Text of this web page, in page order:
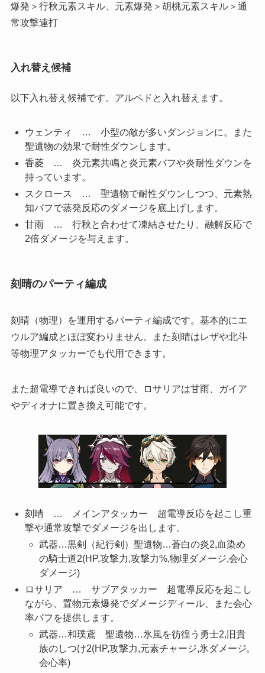
爆発＞行秋元素スキル、元素爆発＞胡桃元素スキル＞通
常攻撃連打
入れ替え候補
以下入れ替え候補です。アルベドと入れ替えます。
ウェンティ … 小型の敵が多いダンジョンに。また
聖遺物の効果で耐性ダウンします。
香菱 … 炎元素共鳴と炎元素バフや炎耐性ダウンを
持っています。
スクロース … 聖遺物で耐性ダウンしつつ、元素熟
知バフで蒸発反応のダメージを底上げします。
甘雨 … 行秋と合わせて凍結させたり、融解反応で
2倍ダメージを与えます。
刻晴のパーティ編成
刻晴（物理）を運用するパーティ編成です。基本的にエ
ウルア編成とほぼ変わりません。また刻晴はレザや北斗
等物理アタッカーでも代用できます。
また超電導できれば良いので、ロサリアは甘雨、ガイア
やディオナに置き換え可能です。
刻晴 … メインアタッカー 超電導反応を起こし重
撃や通常攻撃でダメージを出します。
武器…黒剣（紀行剣）聖遺物…蒼白の炎2,血染め
の騎士道2(HP,攻撃力,攻撃力%,物理ダメージ,会心
ダメージ)
ロサリア … サブアタッカー 超電導反応を起こし
ながら、置物元素爆発でダメージディール、また会心
率バフを提供します。
武器…和璞鳶 聖遺物…氷風を彷徨う勇士2,旧貴
族のしつけ2(HP,攻撃力,元素チャージ,氷ダメージ,
会心率)